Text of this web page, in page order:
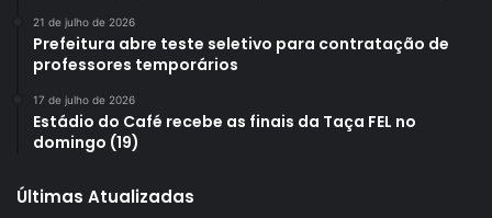
21 de julho de 2026
Prefeitura abre teste seletivo para contratação de
professores temporários
17 de julho de 2026
Estádio do Café recebe as finais da Taça FEL no
domingo (19)
Últimas Atualizadas